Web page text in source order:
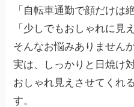
「自転車通勤で顔だけは
「少しでもおしゃれに見
そんなお悩みありません
実は、しっかりと日焼け
おしゃれ見えさせてくれ
す。